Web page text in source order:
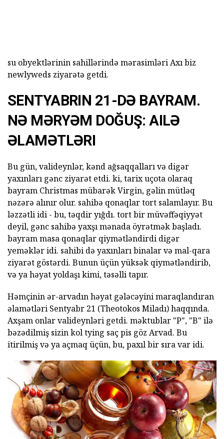
su obyektlərinin sahillərində mərasimləri Axı biz
newlyweds ziyarətə getdi.
SENTYABRIN 21-DƏ BAYRAM.
NƏ MƏRYƏM DOĞUŞ: AILƏ
ƏLAMƏTLƏRI
Bu gün, valideynlər, kənd ağsaqqalları və digər
yaxınları gənc ziyarət etdi. ki, tarix uçota olaraq
bayram Christmas mübarək Virgin, gəlin mütləq
nəzərə alınır olur. sahibə qonaqlar tort salamlayır. Bu
ləzzətli idi - bu, təqdir yığdı. tort bir müvəffəqiyyət
deyil, gənc sahibə yaxşı mənada öyrətmək başladı.
bayram masa qonaqlar qiymətləndirdi digər
yeməklər idi. sahibi də yaxınları binalar və mal-qara
ziyarət göstərdi. Bunun üçün yüksək qiymətləndirib,
və ya həyat yoldaşı kimi, təsəlli tapır.
Həmçinin ər-arvadın həyat gələcəyini maraqlandıran
əlamətləri Sentyabr 21 (Theotokos Miladı) haqqında.
Axşam onlar valideynləri getdi. məktublar "P", "B" ilə
bəzədilmiş sizin kol tying saç pis göz Arvad. Bu
itirilmiş və ya açmaq üçün, bu, paxıl bir sıra var idi.